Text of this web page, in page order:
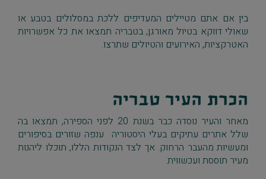
בין אם אתם מטיילים המעדיפים ללכת במסלולים בטבע או
שאולי דווקא בטיול מאורגן, בטבריה תמצאו את כל אפשרויות
האטרקציות, האירועים והטיולים שתרצו.
הכרת העיר טבריה
מאחר והעיר נוסדה כבר בשנת 20 לפני הספירה, תמצאו בה
שלל אתרים עתיקים בעלי היסטוריה ענפה שזורים בסיפורים
ומעשיות מהעבר הרחוק. אך לצד הנקודות הללו, תוכלו ליהנות
מעיר תוססת ועכשווית.